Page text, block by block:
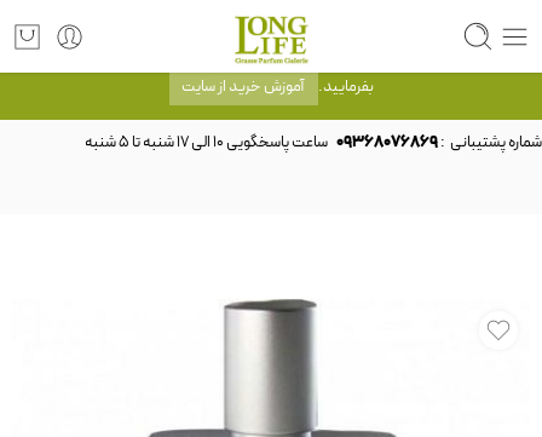
توجه! برند لانگ لایف رایحه های معروف را با شیشه و بسته بندی خود شرکت لانگ لایف
عرضه می کند.که با انتخاب حجم هر ادکلنی می توانید شیشه و بسته بندی را ملاحظه
بفرمایید. آموزش خرید از سایت
شماره پشتیبانی :09368076869